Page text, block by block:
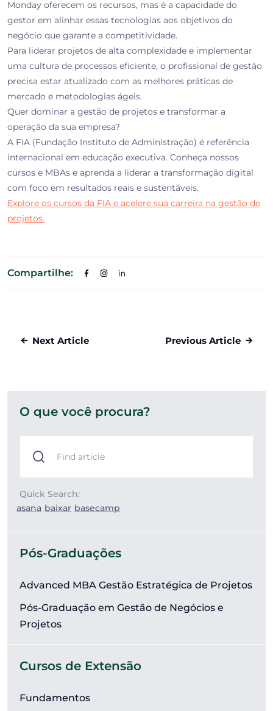
Monday oferecem os recursos, mas é a capacidade do
gestor em alinhar essas tecnologias aos objetivos do
negócio que garante a competitividade.
Para liderar projetos de alta complexidade e implementar
uma cultura de processos eficiente, o profissional de gestão
precisa estar atualizado com as melhores práticas de
mercado e metodologias ágeis.
Quer dominar a gestão de projetos e transformar a
operação da sua empresa?
A FIA (Fundação Instituto de Administração) é referência
internacional em educação executiva. Conheça nossos
cursos e MBAs e aprenda a liderar a transformação digital
com foco em resultados reais e sustentáveis.
Explore os cursos da FIA e acelere sua carreira na gestão de
projetos.
Compartilhe:
Next Article Previous Article
O que você procura?
Quick Search:
asana baixar basecamp
Pós-Graduações
Advanced MBA Gestão Estratégica de Projetos
Pós-Graduação em Gestão de Negócios e
Projetos
Cursos de Extensão
Fundamentos